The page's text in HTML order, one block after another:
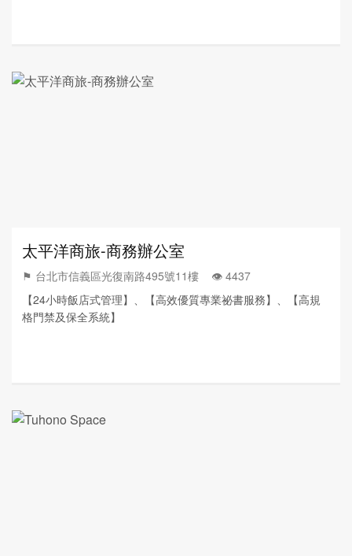
太平洋商旅-商務辦公室
⚑ 台北市信義區光復南路495號11樓 👁️‍ 4437
【24小時飯店式管理】、【高效優質專業祕書服務】、【高規
格門禁及保全系統】